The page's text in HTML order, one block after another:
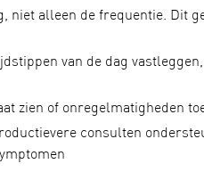
niet alleen de frequentie. Dit
van de dag
zien of onregelmatigheden
consulten